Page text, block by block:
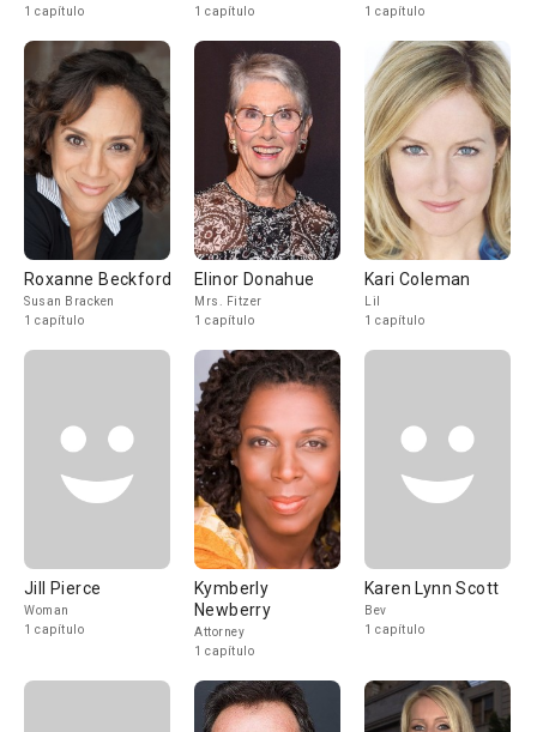
1 capítulo
1 capítulo
1 capítulo
Roxanne Beckford
Susan Bracken
1 capítulo
Elinor Donahue
Mrs. Fitzer
1 capítulo
Kari Coleman
Lil
1 capítulo
Jill Pierce
Woman
1 capítulo
Kymberly
Newberry
Attorney
1 capítulo
Karen Lynn Scott
Bev
1 capítulo